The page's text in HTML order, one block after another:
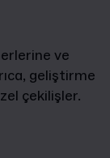
ve
geliştirme
çekilişler.